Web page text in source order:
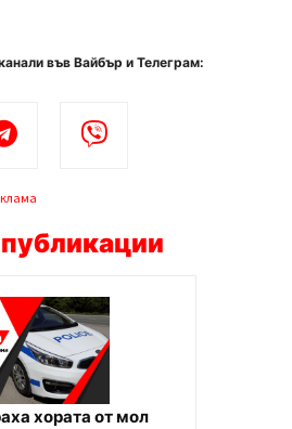
във Вайбър и Телеграм:
хората от мол